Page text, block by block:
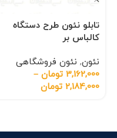
تابلو نئون طرح دستگاه
کالباس بر
نئون, نئون فروشگاهی
3,162,000 تومان –
2,184,000 تومان